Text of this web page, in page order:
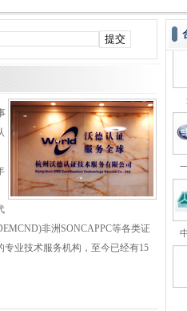
非洲SONCAPPC等各类证
业技术服务机构，至今已经有15